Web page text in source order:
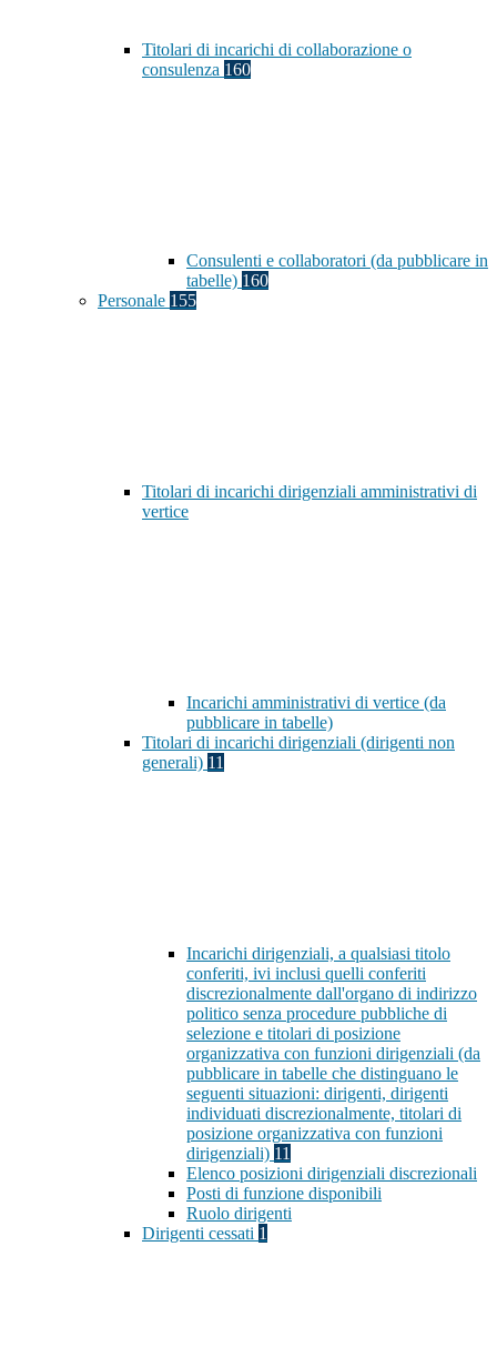
Titolari di incarichi di collaborazione o
consulenza 160
Consulenti e collaboratori (da pubblicare in
tabelle) 160
Personale 155
Titolari di incarichi dirigenziali amministrativi di
vertice
Incarichi amministrativi di vertice (da
pubblicare in tabelle)
Titolari di incarichi dirigenziali (dirigenti non
generali) 11
Incarichi dirigenziali, a qualsiasi titolo
conferiti, ivi inclusi quelli conferiti
discrezionalmente dall'organo di indirizzo
politico senza procedure pubbliche di
selezione e titolari di posizione
organizzativa con funzioni dirigenziali (da
pubblicare in tabelle che distinguano le
seguenti situazioni: dirigenti, dirigenti
individuati discrezionalmente, titolari di
posizione organizzativa con funzioni
dirigenziali) 11
Elenco posizioni dirigenziali discrezionali
Posti di funzione disponibili
Ruolo dirigenti
Dirigenti cessati 1